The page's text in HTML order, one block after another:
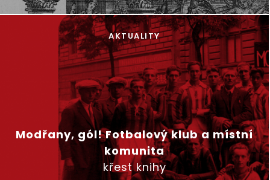
Modřany, gól! Fotbalový klub a místní
komunita
křest knihy
AKTUALITY